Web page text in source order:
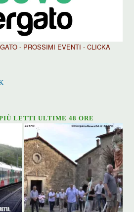
- PROSSIMI EVENTI - CLICKA
LETTI ULTIME 48 ORE